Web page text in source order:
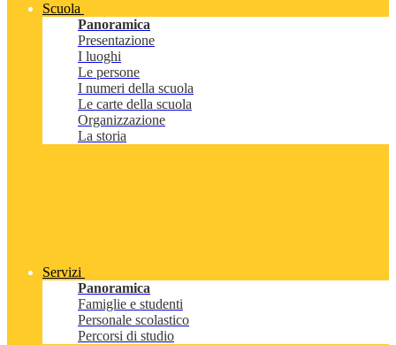
Scuola
Panoramica
Presentazione
I luoghi
Le persone
I numeri della scuola
Le carte della scuola
Organizzazione
La storia
Servizi
Panoramica
Famiglie e studenti
Personale scolastico
Percorsi di studio